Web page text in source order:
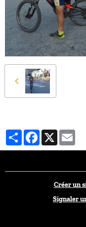
PartagerFacebook
X
Créer un
Signaler